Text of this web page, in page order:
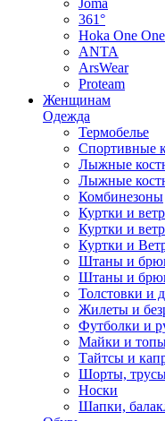
Joma
361°
Hoka One One
ANTA
ArsWear
Proteam
Женщинам
Одежда
Термобелье
Спортивные
Лыжные
Лыжные
Комбинезоны
Куртки и
Куртки и
Куртки и
Штаны и
Штаны и
Толстовки и
Жилеты и
Футболки и
Майки и
Тайтсы и
Шорты,
Носки
Шапки,